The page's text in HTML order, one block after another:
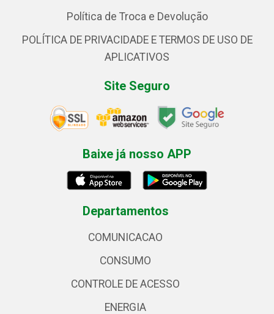
Política de Troca e Devolução
POLÍTICA DE PRIVACIDADE E TERMOS DE USO DE
APLICATIVOS
Site Seguro
Baixe já nosso APP
Departamentos
COMUNICACAO
CONSUMO
CONTROLE DE ACESSO
ENERGIA